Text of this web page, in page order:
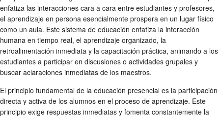
enfatiza las interacciones cara a cara entre estudiantes y profesores,
el aprendizaje en persona esencialmente prospera en un lugar físico
como un aula. Este sistema de educación enfatiza la interacción
humana en tiempo real, el aprendizaje organizado, la
retroalimentación inmediata y la capacitación práctica, animando a los
estudiantes a participar en discusiones o actividades grupales y
buscar aclaraciones inmediatas de los maestros.
El principio fundamental de la educación presencial es la participación
directa y activa de los alumnos en el proceso de aprendizaje. Este
principio exige respuestas inmediatas y fomenta constantemente la